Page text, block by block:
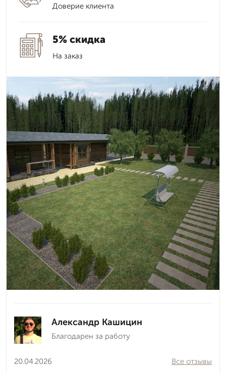
Доверие клиента
5% скидка
На заказ
Александр Кашицин
Благодарен за работу
20.04.2026
Все отзывы